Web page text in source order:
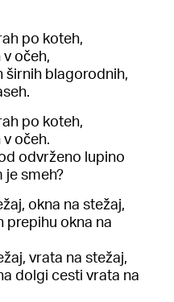
po koteh,
očeh,
širnih blagorodnih,
po koteh,
očeh.
odvrženo lupino
je smeh?
okna na stežaj,
prepihu okna na
vrata na stežaj,
dolgi cesti vrata na